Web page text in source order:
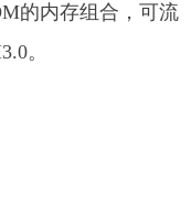
的内存组合，可流
。